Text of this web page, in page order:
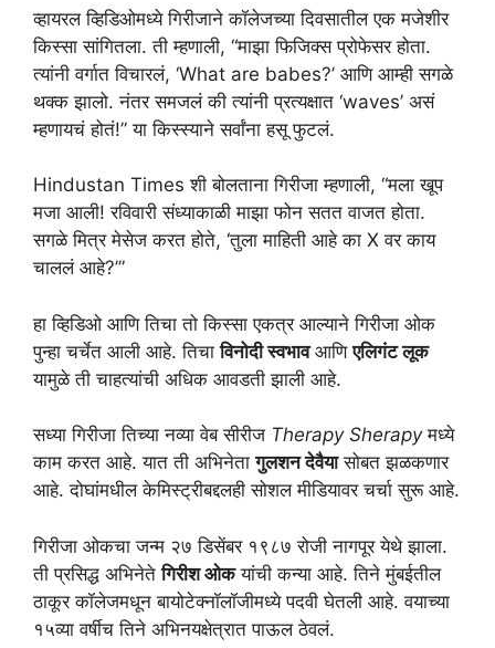
व्हायरल व्हिडिओमध्ये गिरीजाने कॉलेजच्या दिवसातील एक मजेशीर
किस्सा सांगितला. ती म्हणाली, “माझा फिजिक्स प्रोफेसर होता.
त्यांनी वर्गात विचारलं, ‘What are babes?’ आणि आम्ही सगळे
थक्क झालो. नंतर समजलं की त्यांनी प्रत्यक्षात ‘waves’ असं
म्हणायचं होतं!” या किस्स्याने सर्वांना हसू फुटलं.
Hindustan Times शी बोलताना गिरीजा म्हणाली, “मला खूप
मजा आली! रविवारी संध्याकाळी माझा फोन सतत वाजत होता.
सगळे मित्र मेसेज करत होते, ‘तुला माहिती आहे का X वर काय
चाललं आहे?’”
हा व्हिडिओ आणि तिचा तो किस्सा एकत्र आल्याने गिरीजा ओक
पुन्हा चर्चेत आली आहे. तिचाविनोदी स्वभावआणिएलिगंट लूक
यामुळे ती चाहत्यांची अधिक आवडती झाली आहे.
सध्या गिरीजा तिच्या नव्या वेब सीरीज Therapy Sherapyमध्ये
काम करत आहे. यात ती अभिनेतागुलशन देवैयासोबत झळकणार
आहे. दोघांमधील केमिस्ट्रीबद्दलही सोशल मीडियावर चर्चा सुरू आहे.
गिरीजा ओकचा जन्म २७ डिसेंबर १९८७ रोजी नागपूर येथे झाला.
ती प्रसिद्ध अभिनेतेगिरीश ओकयांची कन्या आहे. तिने मुंबईतील
ठाकूर कॉलेजमधून बायोटेक्नॉलॉजीमध्ये पदवी घेतली आहे. वयाच्या
१५व्या वर्षीच तिने अभिनयक्षेत्रात पाऊल ठेवलं.